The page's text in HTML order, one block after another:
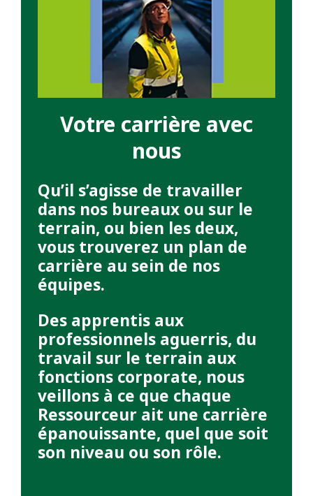
Votre carrière avec
nous
Qu’il s’agisse de travailler
dans nos bureaux ou sur le
terrain, ou bien les deux,
vous trouverez un plan de
carrière au sein de nos
équipes.
Des apprentis aux
professionnels aguerris, du
travail sur le terrain aux
fonctions corporate, nous
veillons à ce que chaque
Ressourceur ait une carrière
épanouissante, quel que soit
son niveau ou son rôle.